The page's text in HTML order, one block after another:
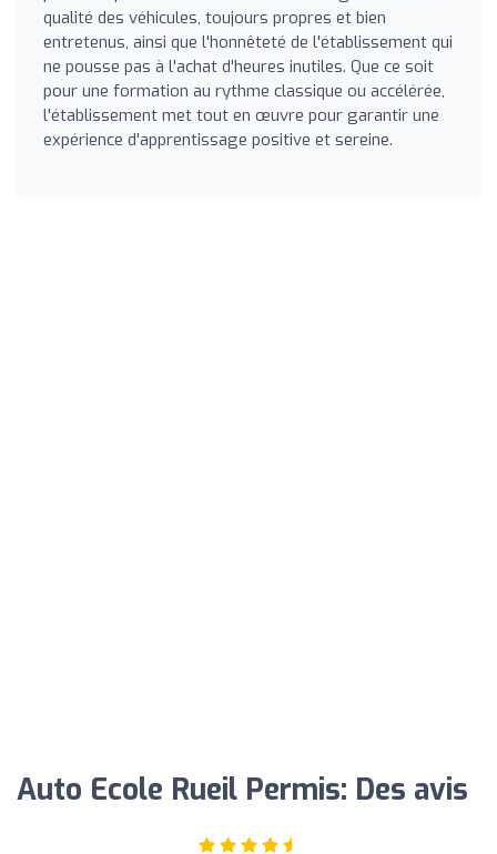
qualité des véhicules, toujours propres et bien
entretenus, ainsi que l'honnêteté de l'établissement qui
ne pousse pas à l'achat d'heures inutiles. Que ce soit
pour une formation au rythme classique ou accélérée,
l'établissement met tout en œuvre pour garantir une
expérience d'apprentissage positive et sereine.
Auto Ecole Rueil Permis: Des avis